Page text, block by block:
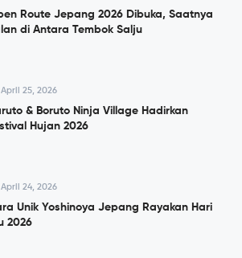
Route Jepang 2026 Dibuka, Saatnya
di Antara Tembok Salju
April 25, 2026
& Boruto Ninja Village Hadirkan
Hujan 2026
April 24, 2026
Unik Yoshinoya Jepang Rayakan Hari
2026